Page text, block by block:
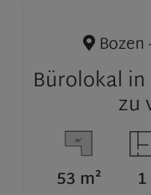
Bürolokal
zu
53 m² 1